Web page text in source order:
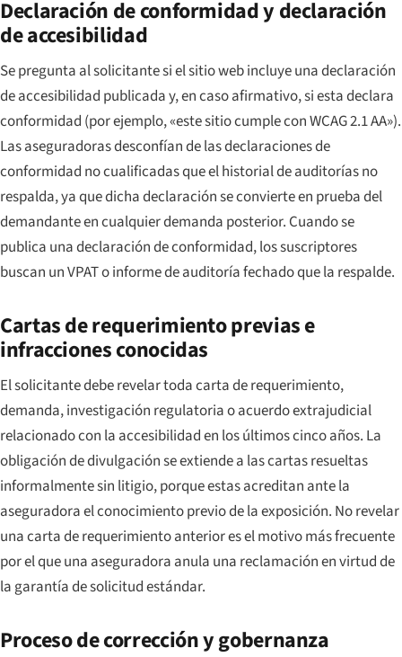
Declaración de conformidad y declaración
de accesibilidad
Se pregunta al solicitante si el sitio web incluye una declaración
de accesibilidad publicada y, en caso afirmativo, si esta declara
conformidad (por ejemplo, «este sitio cumple con WCAG 2.1 AA»).
Las aseguradoras desconfían de las declaraciones de
conformidad no cualificadas que el historial de auditorías no
respalda, ya que dicha declaración se convierte en prueba del
demandante en cualquier demanda posterior. Cuando se
publica una declaración de conformidad, los suscriptores
buscan un VPAT o informe de auditoría fechado que la respalde.
Cartas de requerimiento previas e
infracciones conocidas
El solicitante debe revelar toda carta de requerimiento,
demanda, investigación regulatoria o acuerdo extrajudicial
relacionado con la accesibilidad en los últimos cinco años. La
obligación de divulgación se extiende a las cartas resueltas
informalmente sin litigio, porque estas acreditan ante la
aseguradora el conocimiento previo de la exposición. No revelar
una carta de requerimiento anterior es el motivo más frecuente
por el que una aseguradora anula una reclamación en virtud de
la garantía de solicitud estándar.
Proceso de corrección y gobernanza